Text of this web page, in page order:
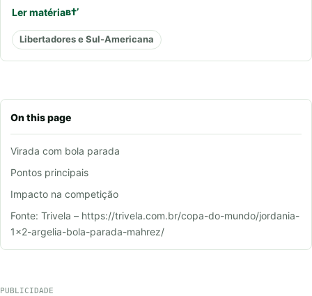
On this page
Virada com bola parada
Pontos principais
Impacto na competição
Fonte: Trivela – https://trivela.com.br/copa-do-mundo/jordania-
1×2-argelia-bola-parada-mahrez/
Ler matéria
Libertadores e Sul-Americana
PUBLICIDADE